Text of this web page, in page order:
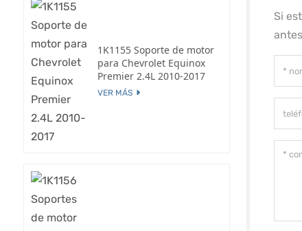
Si
1K1155 Soporte de motor
para Chevrolet Equinox
Premier 2.4L 2010-2017
VER MÁS